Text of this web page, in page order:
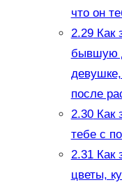
что он
2.29Как
бывшую
после
2.30Как
тебе с
2.31Как
цветы,